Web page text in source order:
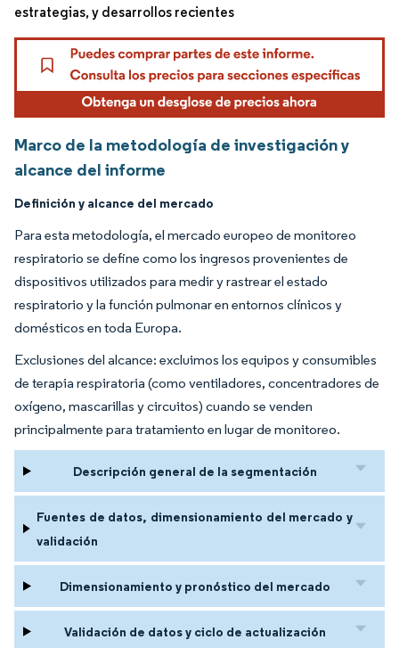
estrategias, y desarrollos recientes
Marco de la metodología de investigación y
alcance del informe
Definición y alcance del mercado
Para esta metodología, el mercado europeo de monitoreo
respiratorio se define como los ingresos provenientes de
dispositivos utilizados para medir y rastrear el estado
respiratorio y la función pulmonar en entornos clínicos y
domésticos en toda Europa.
Exclusiones del alcance: excluimos los equipos y consumibles
de terapia respiratoria (como ventiladores, concentradores de
oxígeno, mascarillas y circuitos) cuando se venden
principalmente para tratamiento en lugar de monitoreo.
Descripción general de la segmentación
Fuentes de datos, dimensionamiento del mercado y
validación
Dimensionamiento y pronóstico del mercado
Validación de datos y ciclo de actualización